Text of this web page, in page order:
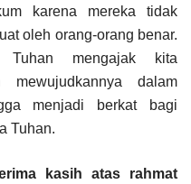
karena mereka tidak
oleh orang-orang benar.
Tuhan mengajak kita
mewujudkannya dalam
menjadi berkat bagi
Tuhan.
kasih atas rahmat